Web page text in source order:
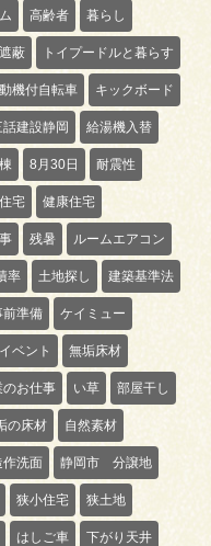
高齢者 暮らし
蔽 トイプードルと暮らす
機付自転車 キックボード
話建設静岡 給湯機入替
8月30日 耐震性
宅 健康住宅
残暑 ルームエアコン
率 土地探し 建築基準法
前準備 ケイミュー
ベント 無垢床材
のお仕事 い草 部屋干し
の床材 自然素材
作洗面 静岡市 分譲地
狭小住宅 狭土地
はしご車 下がり天井